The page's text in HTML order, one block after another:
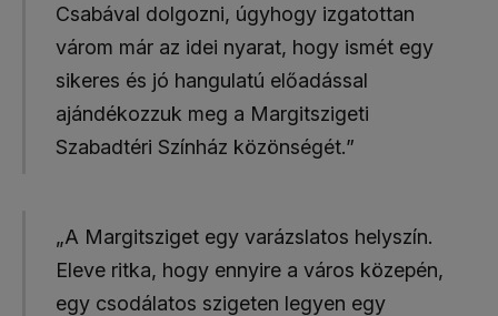
Csabával dolgozni, úgyhogy izgatottan
várom már az idei nyarat, hogy ismét egy
sikeres és jó hangulatú előadással
ajándékozzuk meg a Margitszigeti
Szabadtéri Színház közönségét.”
„A Margitsziget egy varázslatos helyszín.
Eleve ritka, hogy ennyire a város közepén,
egy csodálatos szigeten legyen egy